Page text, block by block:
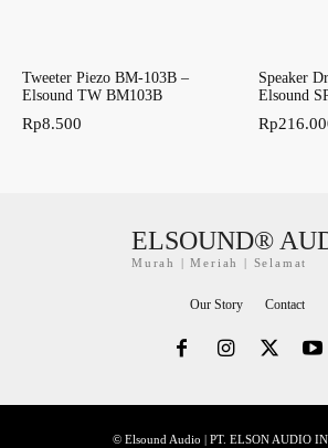
Tweeter Piezo BM-103B –
Elsound TW BM103B
Rp8.500
Speaker
Elsound
Rp
ELSOUND®
Murah | Meriah | Selamat
Our Story Contact
© Elsound Audio | PT. ELSON AUDIO